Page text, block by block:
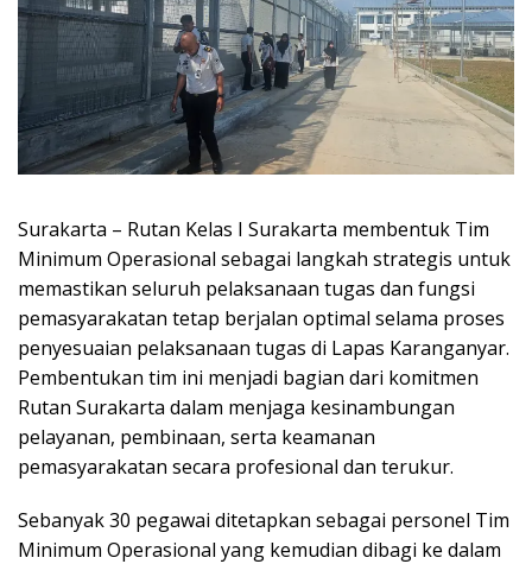
Surakarta – Rutan Kelas I Surakarta membentuk Tim
Minimum Operasional sebagai langkah strategis untuk
memastikan seluruh pelaksanaan tugas dan fungsi
pemasyarakatan tetap berjalan optimal selama proses
penyesuaian pelaksanaan tugas di Lapas Karanganyar.
Pembentukan tim ini menjadi bagian dari komitmen
Rutan Surakarta dalam menjaga kesinambungan
pelayanan, pembinaan, serta keamanan
pemasyarakatan secara profesional dan terukur.
Sebanyak 30 pegawai ditetapkan sebagai personel Tim
Minimum Operasional yang kemudian dibagi ke dalam